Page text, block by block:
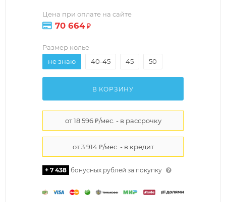
Цена при оплате на сайте
70 664₽
Размер колье
не знаю
40-45 45 50
В КОРЗИНУ
+ 7 438 бонусных рублей за покупку